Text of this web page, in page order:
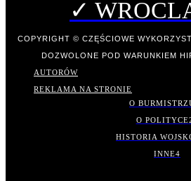
✓
COPYRIGHT © CZĘŚCIOWE
DOZWOLONE POD WARUNKIEM
AUTORÓW
REKLAMA NA STRONIE
O
O POLITYCE
HISTORIA
INNE4